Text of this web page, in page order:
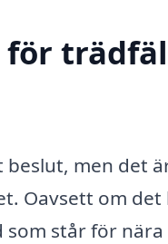
för
men det
Oavsett om
står för